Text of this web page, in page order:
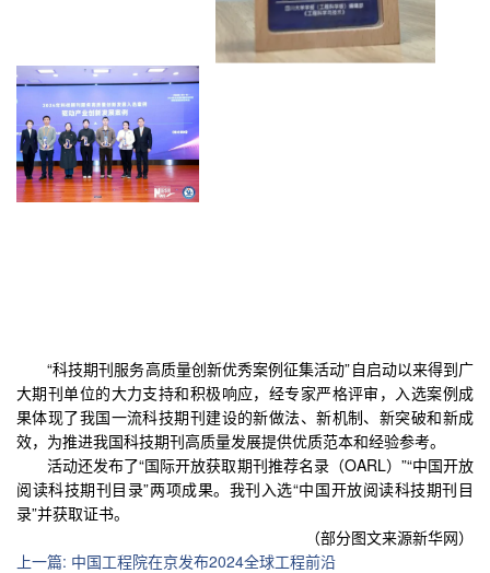
“科技期刊服务高质量创新优秀案例征集活动”自启动以来得到广
大期刊单位的大力支持和积极响应，经专家严格评审，入选案例成
果体现了我国一流科技期刊建设的新做法、新机制、新突破和新成
效，为推进我国科技期刊高质量发展提供优质范本和经验参考。
活动还发布了“国际开放获取期刊推荐名录（OARL）”“中国开放
阅读科技期刊目录”两项成果。我刊入选“中国开放阅读科技期刊目
录”并获取证书。
（部分图文来源新华网）
上一篇: 中国工程院在京发布2024全球工程前沿